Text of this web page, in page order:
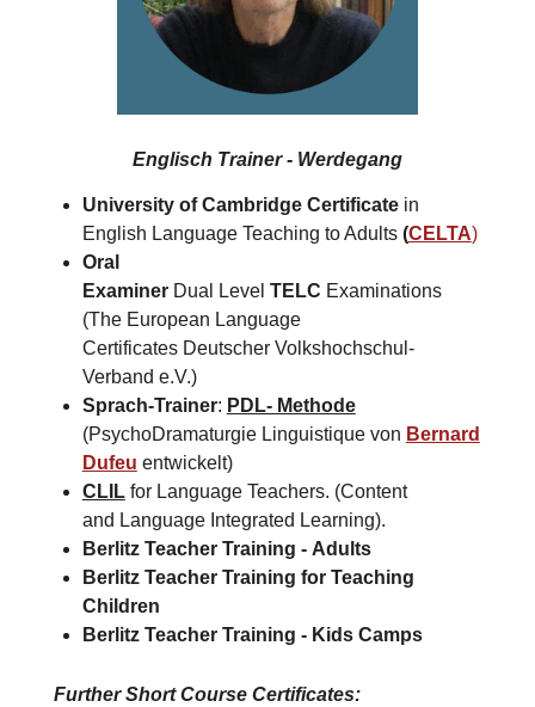
Englisch Trainer - Werdegang
University of Cambridge Certificatein
English Language Teaching to Adults (CELTA)
Oral
ExaminerDual Level TELC Examinations
(The European Language
Certificates Deutscher Volkshochschul-
Verband e.V.)
Sprach-Trainer: PDL- Methode
(PsychoDramaturgie Linguistique von Bernard
Dufeu entwickelt)
CLILfor Language Teachers. (Content
and Language Integrated Learning).
Berlitz Teacher Training - Adults
Berlitz Teacher Training for Teaching
Children
Berlitz Teacher Training - Kids Camps​
Further Short Course Certificates: